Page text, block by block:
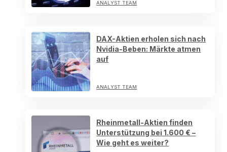
ANALYST TEAM
DAX-Aktien erholen sich nach
Nvidia-Beben: Märkte atmen
auf
ANALYST TEAM
Rheinmetall-Aktien finden
Unterstützung bei 1.600 € –
Wie geht es weiter?